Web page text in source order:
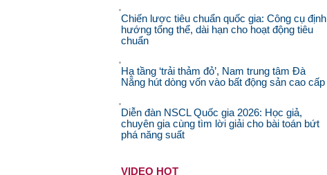
Chiến lược tiêu chuẩn quốc gia: Công cụ định
hướng tổng thể, dài hạn cho hoạt động tiêu
chuẩn
Hạ tầng ‘trải thảm đỏ’, Nam trung tâm Đà
Nẵng hút dòng vốn vào bất động sản cao cấp
Diễn đàn NSCL Quốc gia 2026: Học giả,
chuyên gia cùng tìm lời giải cho bài toán bứt
phá năng suất
VIDEO HOT